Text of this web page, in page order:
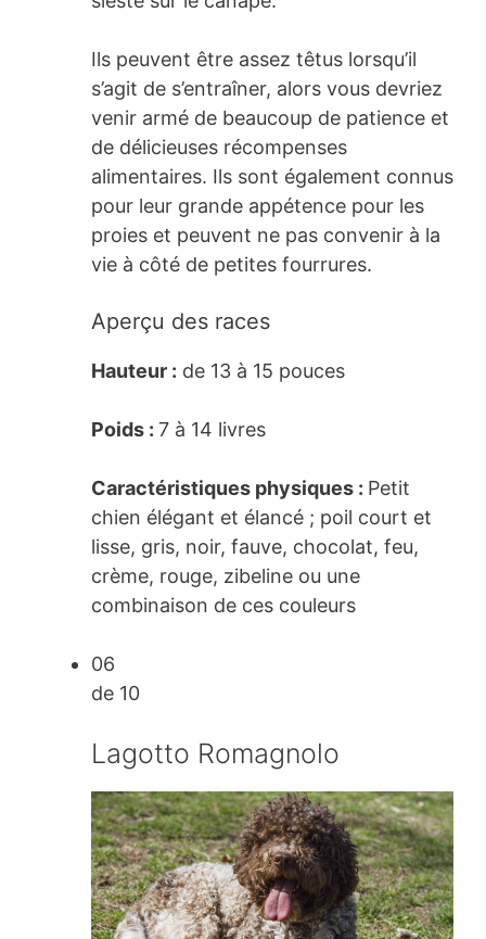
Ils peuvent être assez têtus lorsqu’il
s’agit de s’entraîner, alors vous devriez
venir armé de beaucoup de patience et
de délicieuses récompenses
alimentaires. Ils sont également connus
pour leur grande appétence pour les
proies et peuvent ne pas convenir à la
vie à côté de petites fourrures.
Aperçu des races
Hauteur : de 13 à 15 pouces
Poids : 7 à 14 livres
Caractéristiques physiques : Petit
chien élégant et élancé ; poil court et
lisse, gris, noir, fauve, chocolat, feu,
crème, rouge, zibeline ou une
combinaison de ces couleurs
06
de 10
Lagotto Romagnolo